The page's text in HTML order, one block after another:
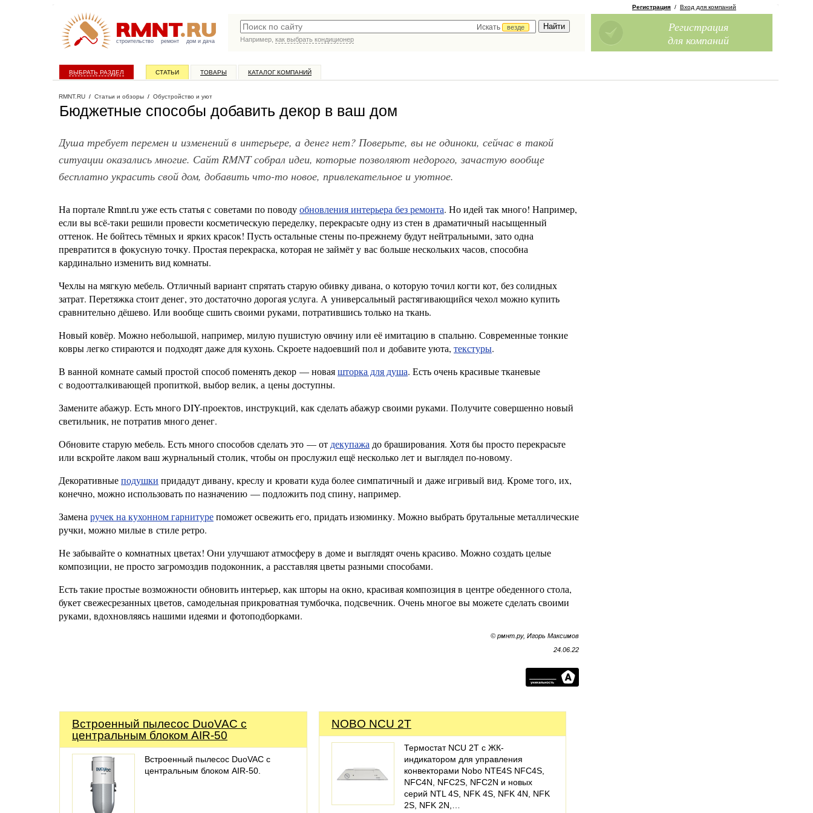
строительство ремонт дом и дача
Искать
везде
Например, как выбрать кондиционер
Регистрация / Вход для компаний
Регистрация
для компаний
ВЫБРАТЬ РАЗДЕЛ СТАТЬИ ТОВАРЫ КАТАЛОГ КОМПАНИЙ
RMNT.RU / Статьи и обзоры / Обустройство и уют
Бюджетные способы добавить декор в ваш дом
Душа требует перемен и изменений в интерьере, а денег нет? Поверьте, вы не одиноки, сейчас в такой
ситуации оказались многие. Сайт RMNT собрал идеи, которые позволяют недорого, зачастую вообще
бесплатно украсить свой дом, добавить что-то новое, привлекательное и уютное.
На портале Rmnt.ru уже есть статья с советами по поводуобновления интерьера без ремонта. Но идей так много! Например,
если вы всё-таки решили провести косметическую переделку, перекрасьте одну из стен в драматичный насыщенный
оттенок. Не бойтесь тёмных и ярких красок! Пусть остальные стены по-прежнему будут нейтральными, зато одна
превратится в фокусную точку. Простая перекраска, которая не займёт у вас больше нескольких часов, способна
кардинально изменить вид комнаты.
Чехлы на мягкую мебель. Отличный вариант спрятать старую обивку дивана, о которую точил когти кот, без солидных
затрат. Перетяжка стоит денег, это достаточно дорогая услуга. А универсальный растягивающийся чехол можно купить
сравнительно дёшево. Или вообще сшить своими руками, потратившись только на ткань.
Новый ковёр. Можно небольшой, например, милую пушистую овчину или её имитацию в спальню. Современные тонкие
ковры легко стираются и подходят даже для кухонь. Скроете надоевший пол и добавите уюта, текстуры.
В ванной комнате самый простой способ поменять декор — новаяшторка для душа. Есть очень красивые тканевые
с водоотталкивающей пропиткой, выбор велик, а цены доступны.
Замените абажур. Есть много DIY-проектов, инструкций, как сделать абажур своими руками. Получите совершенно новый
светильник, не потратив много денег.
Обновите старую мебель. Есть много способов сделать это — от декупажа до браширования. Хотя бы просто перекрасьте
или вскройте лаком ваш журнальный столик, чтобы он прослужил ещё несколько лет и выглядел по-новому.
Декоративныеподушки придадут дивану, креслу и кровати куда более симпатичный и даже игривый вид. Кроме того, их,
конечно, можно использовать по назначению — подложить под спину, например.
Замена ручек на кухонном гарнитурепоможет освежить его, придать изюминку. Можно выбрать брутальные металлические
ручки, можно милые в стиле ретро.
Не забывайте о комнатных цветах! Они улучшают атмосферу в доме и выглядят очень красиво. Можно создать целые
композиции, не просто загромоздив подоконник, а расставляя цветы разными способами.
Есть такие простые возможности обновить интерьер, как шторы на окно, красивая композиция в центре обеденного стола,
букет свежесрезанных цветов, самодельная прикроватная тумбочка, подсвечник. Очень многое вы можете сделать своими
руками, вдохновляясь нашими идеями и фотоподборками.
© рмнт.ру, Игорь Максимов
24.06.22
Встроенный пылесос DuoVAC с
центральным блоком AIR-50
Встроенный пылесос DuoVAC с
центральным блоком AIR-50.
NOBO NCU 2T
Термостат NCU 2T с ЖК-
индикатором для управления
конвекторами Nobo NTE4S NFC4S,
NFC4N, NFC2S, NFC2N и новых
серий NTL 4S, NFK 4S, NFK 4N, NFK
2S, NFK 2N,…